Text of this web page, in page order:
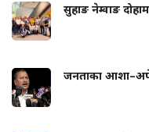
सुहाङ नेम्वाङ
जनताका